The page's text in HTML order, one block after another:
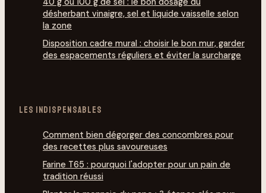
désherbant vinaigre, sel et liquide vaisselle selon
la zone
Disposition cadre mural : choisir le bon mur, garder
des espacements réguliers et éviter la surcharge
LES INDISPENSABLES
Comment bien dégorg­er des concombres pour
des recettes plus savoureuses
Farine T65 : pourquoi l'adopter pour un pain de
tradition réussi